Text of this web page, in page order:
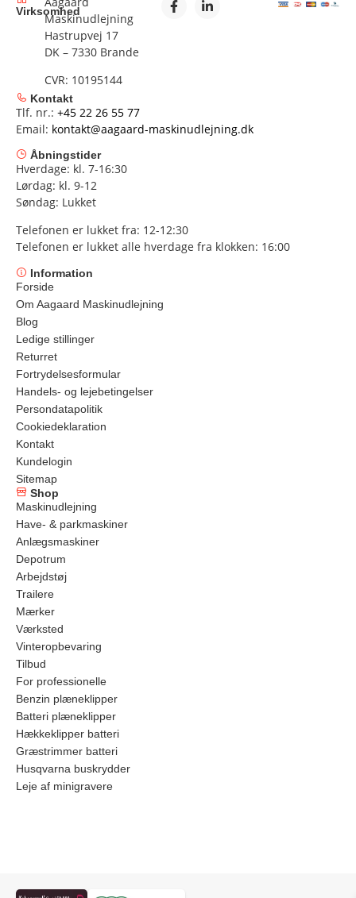
Virksomhed
Maskinudlejning
Hastrupvej 17
DK – 7330 Brande
CVR: 10195144
Kontakt
Tlf. nr.: +45 22 26 55 77
Email: kontakt@aagaard-maskinudlejning.dk
Åbningstider
Hverdage: kl. 7-16:30
Lørdag: kl. 9-12
Søndag: Lukket
Telefonen er lukket fra: 12-12:30
Telefonen er lukket alle hverdage fra klokken: 16:00
Information
Forside
Om Aagaard Maskinudlejning
Blog
Ledige stillinger
Returret
Fortrydelsesformular
Handels- og lejebetingelser
Persondatapolitik
Cookiedeklaration
Kontakt
Kundelogin
Sitemap
Shop
Maskinudlejning
Have- & parkmaskiner
Anlægsmaskiner
Depotrum
Arbejdstøj
Trailere
Mærker
Værksted
Vinteropbevaring
Tilbud
For professionelle
Benzin plæneklipper
Batteri plæneklipper
Hækkeklipper batteri
Græstrimmer batteri
Husqvarna buskrydder
Leje af minigravere